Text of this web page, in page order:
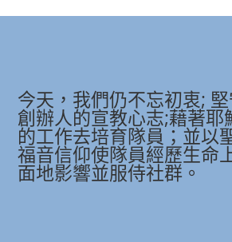
今天，我們仍不忘初衷;
創辦人的宣教心志;藉著耶
的工作去培育隊員；並以
福音信仰使隊員經歷生命
面地影響並服侍社群。